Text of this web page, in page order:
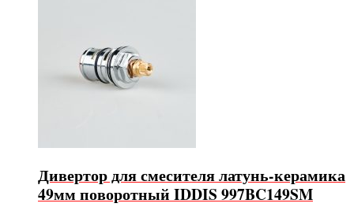
Дивертор для смесителя латунь-керамика
49мм поворотный IDDIS 997BC149SM